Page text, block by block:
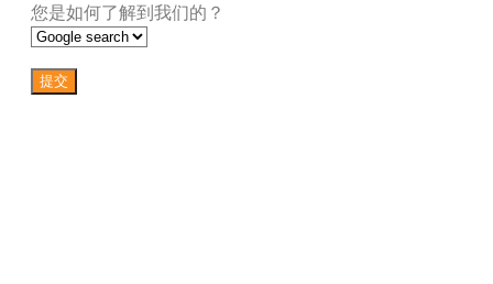
您是如何了解到我们的？
提交